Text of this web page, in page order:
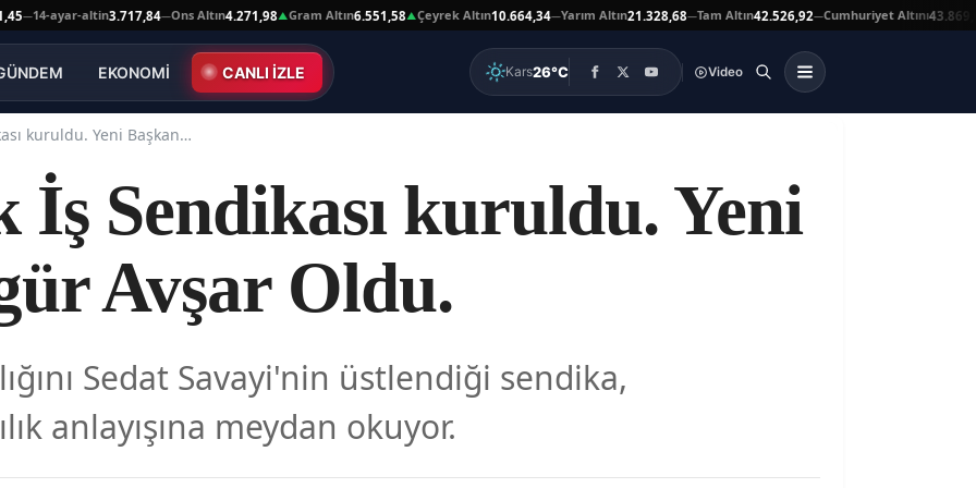
ayar-altin3.717,84—Ons Altın4.271,98▲Gram Altın6.551,58▲Çeyrek Altın10.664,34—Yarım Altın21.328,68—Tam Altın42.526,92—Cumhuriyet Altını43.869,00▲
EKONOMİ CANLI İZLE Kars26°C Video
Genç Sağlık İş Sendikası kuruldu. Yeni Başkan Özgür Avşar Oldu.
İş Sendikası kuruldu. Yeni
Avşar Oldu.
Sedat Savayi'nin üstlendiği sendika,
anlayışına meydan okuyor.